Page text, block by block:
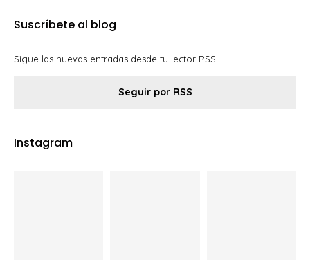
Suscríbete al blog
Sigue las nuevas entradas desde tu lector RSS.
Seguir por RSS
Instagram